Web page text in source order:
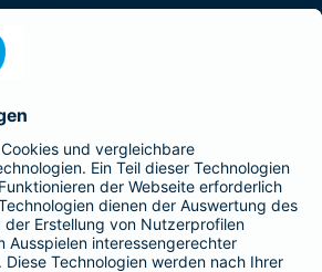
ist Teil der BarmeniaGothaer
BELIEBTE SEITEN
Zusatzversicherung
Tierversicherungen